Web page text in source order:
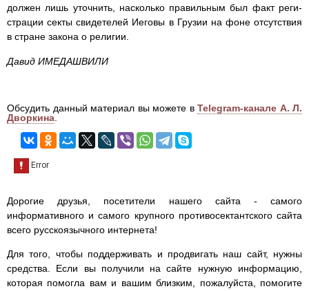
должен лишь уточнить, насколько правильным был факт реги-
страции секты свидетелей Иеговы в Грузии на фоне отсутствия
в стране закона о религии.
Давид ИМЕДАШВИЛИ
Обсудить данный материал вы можете в Telegram-канале А. Л.
Дворкина
Дорогие друзья, посетители нашего сайта - самого
информативного и самого крупного противосектантского сайта
всего русскоязычного интернета!
Для того, чтобы поддерживать и продвигать наш сайт, нужны
средства. Если вы получили на сайте нужную информацию,
которая помогла вам и вашим близким, пожалуйста, помогите